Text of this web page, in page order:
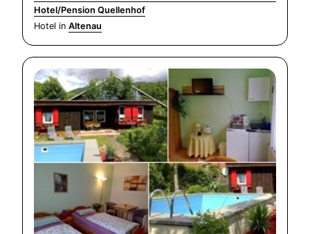
Hotel/Pension Quellenhof
Hotel in Altenau